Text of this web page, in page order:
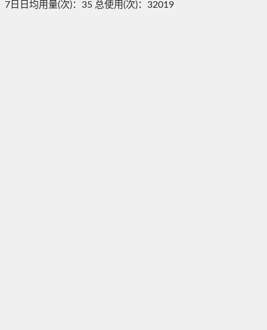
7日日均用量(次)： 35 总使用(次)： 32019